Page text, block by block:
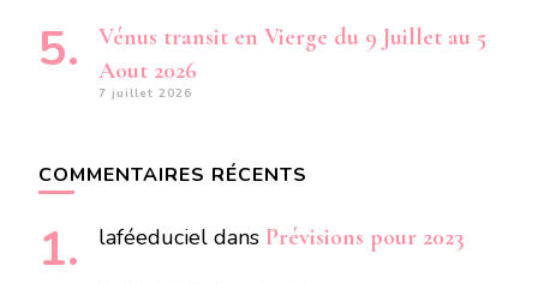
Vénus transit en Vierge du 9 Juillet au 5
Aout 2026
7 juillet 2026
COMMENTAIRES RÉCENTS
laféeduciel dans Prévisions pour 2023